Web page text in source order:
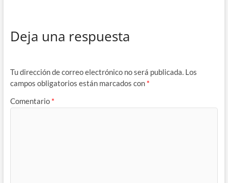
Deja una respuesta
Tu dirección de correo electrónico no será publicada. Los
campos obligatorios están marcados con *
Comentario *